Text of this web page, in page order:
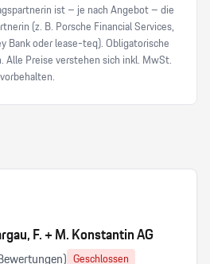
ist – je nach Angebot – die
(z. B. Porsche Financial Services,
Bank oder lease-teq). Obligatorische
Alle Preise verstehen sich inkl. MwSt.
F. + M. Konstantin AG
Geschlossen